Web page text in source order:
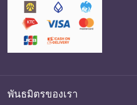
พันธมิตรของเรา